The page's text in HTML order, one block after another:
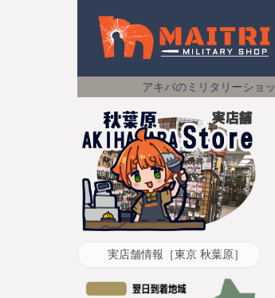
アキバのミリタリーショップ 15時までの注文は
実店舗情報［東京 秋葉原］